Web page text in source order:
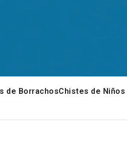
de BorrachosChistes de Niños